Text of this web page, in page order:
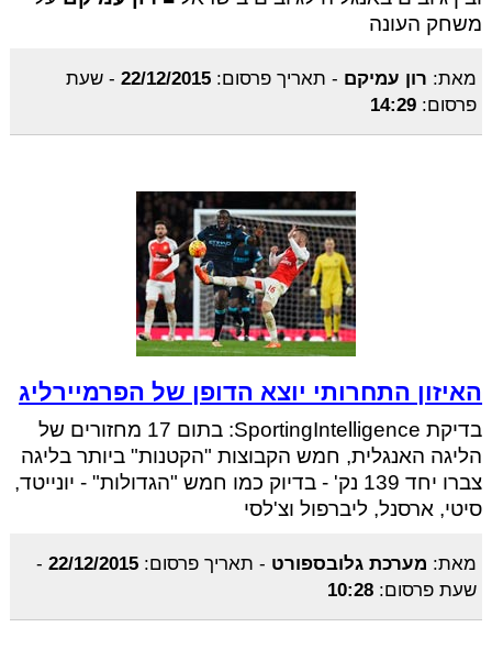
משחק העונה
מאת: רון עמיקם - תאריך פרסום: 22/12/2015
- שעת
פרסום: 14:29
האיזון התחרותי יוצא הדופן של הפרמיירליג
בדיקת SportingIntelligence: בתום 17 מחזורים של
הליגה האנגלית, חמש הקבוצות "הקטנות" ביותר בליגה
צברו יחד 139 נק' - בדיוק כמו חמש "הגדולות" - יונייטד,
סיטי, ארסנל, ליברפול וצ'לסי
מאת: מערכת גלובספורט - תאריך פרסום: 22/12/2015
-
שעת פרסום: 10:28